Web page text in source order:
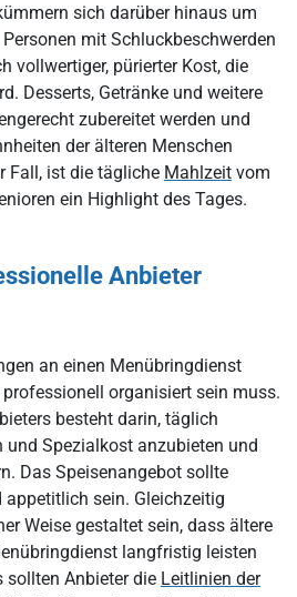
sich darüber hinaus um
mit Schluckbeschwerden
vollwertiger, pürierter Kost, die
Desserts, Getränke und weitere
zubereitet werden und
der älteren Menschen
Fall, ist die tägliche Mahlzeit vom
ein Highlight des Tages.
Anbieter
an einen Menübringdienst
organisiert sein muss.
besteht darin, täglich
und Spezialkost anzubieten und
Das Speisenangebot sollte
sein. Gleichzeitig
Weise gestaltet sein, dass ältere
langfristig leisten
sollten Anbieter die Leitlinien der